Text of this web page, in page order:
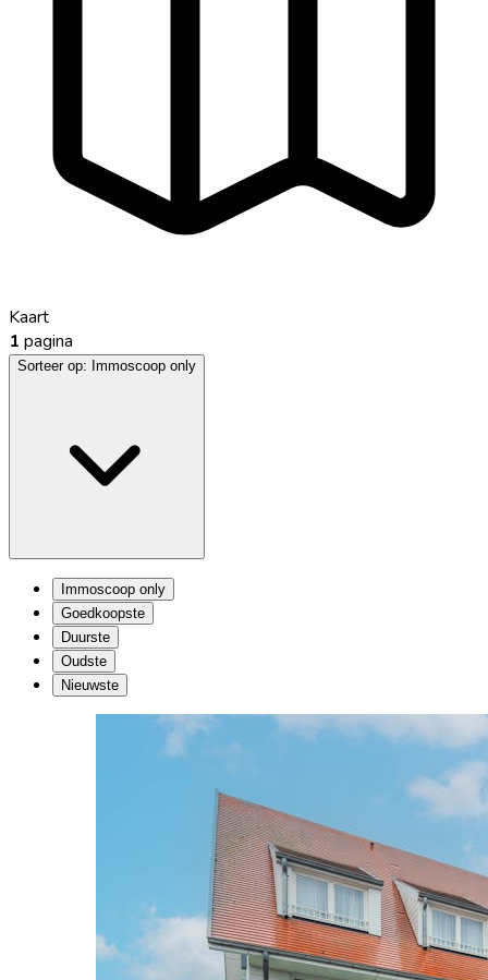
Kaart
1 pagina
Sorteer op: Immoscoop only
Immoscoop only
Goedkoopste
Duurste
Oudste
Nieuwste